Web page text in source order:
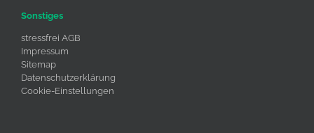
Sonstiges
stressfrei AGB
Impressum
Sitemap
Datenschutzerklärung
Cookie-Einstellungen